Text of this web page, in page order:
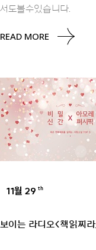
서도볼수있습니다.
READ MORE
11월 29 th
보이는 라디오<책읽찌